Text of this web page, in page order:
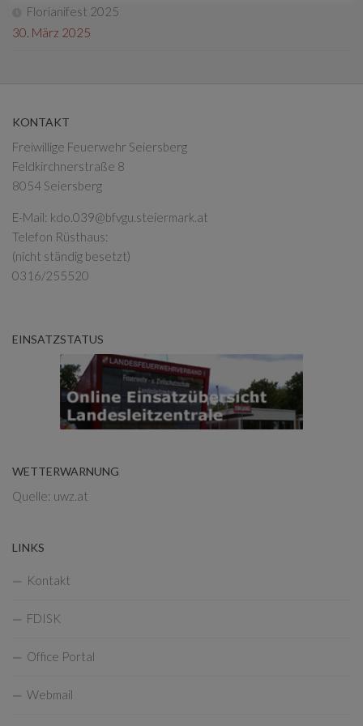
Florianifest 2025
30. März 2025
KONTAKT
Freiwillige Feuerwehr Seiersberg
Feldkirchnerstraße 8
8054 Seiersberg
E-Mail: kdo.039@bfvgu.steiermark.at
Telefon Rüsthaus:
(nicht ständig besetzt)
0316/255520
EINSATZSTATUS
WETTERWARNUNG
Quelle: uwz.at
LINKS
Kontakt
FDISK
Office Portal
Webmail